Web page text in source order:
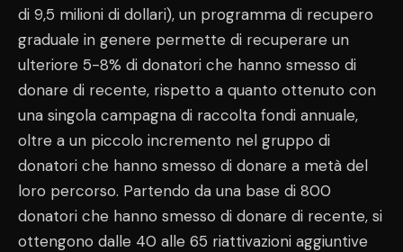
di 9,5 milioni di dollari), un programma di recupero
graduale in genere permette di recuperare un
ulteriore 5-8% di donatori che hanno smesso di
donare di recente, rispetto a quanto ottenuto con
una singola campagna di raccolta fondi annuale,
oltre a un piccolo incremento nel gruppo di
donatori che hanno smesso di donare a metà del
loro percorso. Partendo da una base di 800
donatori che hanno smesso di donare di recente, si
ottengono dalle 40 alle 65 riattivazioni aggiuntive